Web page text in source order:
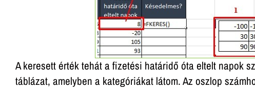
A keresett érték tehát a fizetési határidő óta eltelt napok
táblázat, amelyben a kategóriákat látom. Az oszlop